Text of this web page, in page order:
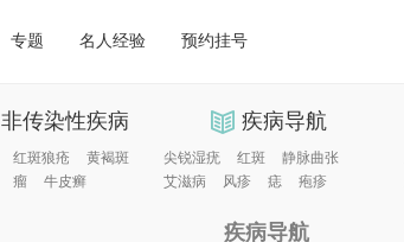
专题 名人经验 预约挂号
非传染性疾病
红斑狼疮
黄褐斑
瘤 牛皮癣
疾病导航
尖锐湿疣 红斑
静脉曲张
艾滋病
风疹 痣 疱疹
疾病导航